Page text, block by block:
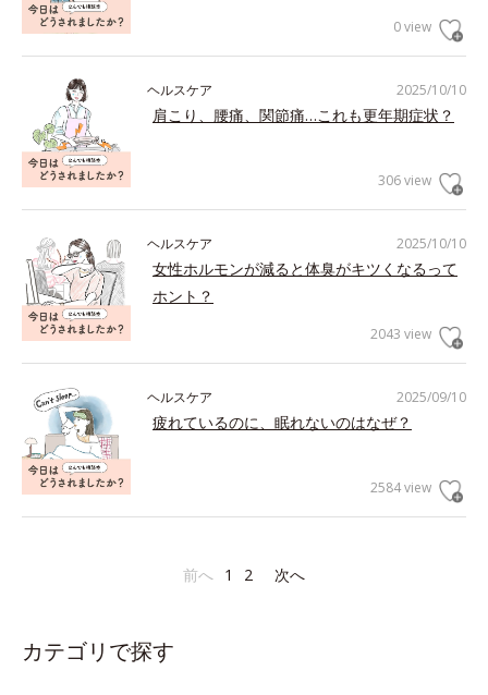
0 view
2025/10/10
ヘルスケア
肩こり、腰痛、関節痛…これも更年期症状？
306 view
2025/10/10
ヘルスケア
女性ホルモンが減ると体臭がキツくなるって
ホント？
2043 view
2025/09/10
ヘルスケア
疲れているのに、眠れないのはなぜ？
2584 view
前へ 1 2 次へ
カテゴリで探す